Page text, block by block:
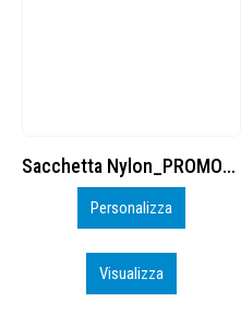
Cuffia Poliestere
Inizia a Personalizzare
Visualizza